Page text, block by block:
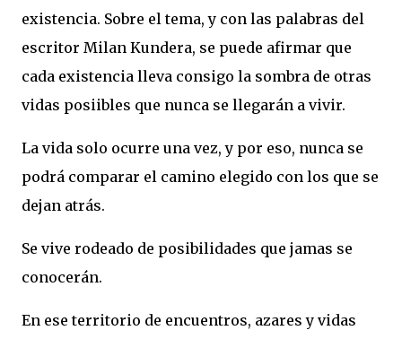
existencia. Sobre el tema, y con las palabras del
escritor Milan Kundera, se puede afirmar que
cada existencia lleva consigo la sombra de otras
vidas posiibles que nunca se llegarán a vivir.
La vida solo ocurre una vez, y por eso, nunca se
podrá comparar el camino elegido con los que se
dejan atrás.
Se vive rodeado de posibilidades que jamas se
conocerán.
En ese territorio de encuentros, azares y vidas